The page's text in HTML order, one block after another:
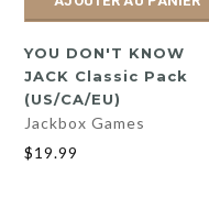
YOU DON'T KNOW
JACK Classic Pack
(US/CA/EU)
Jackbox Games
$19.99